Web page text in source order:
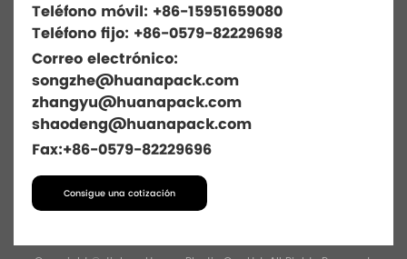
Teléfono móvil: +86-15951659080
Teléfono fijo: +86-0579-82229698
Correo electrónico:
songzhe@huanapack.com
zhangyu@huanapack.com
shaodeng@huanapack.com
Fax:+86-0579-82229696
Consigue una cotización